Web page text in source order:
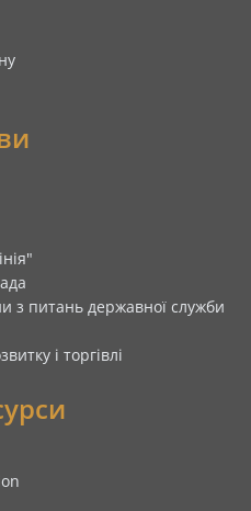
з питань державної служби
і торгівлі